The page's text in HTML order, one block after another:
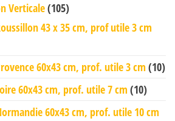
Verticale(105)
43 x 35 cm, prof utile 3 cm
60x43 cm, prof. utile 3 cm (10)
60x43 cm, prof. utile 7 cm (10)
60x43 cm, prof. utile 10 cm